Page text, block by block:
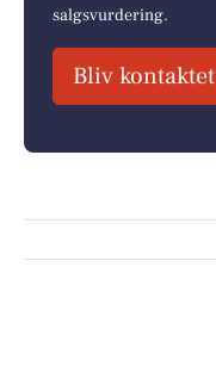
salgsvurdering.
Bliv kontaktet